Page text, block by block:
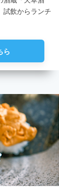
試飲からランチ
ら